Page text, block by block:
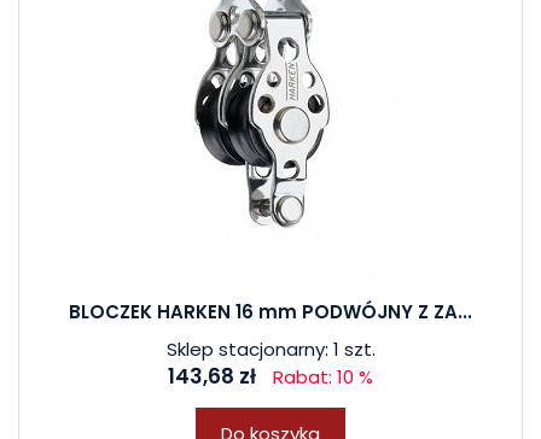
BLOCZEK HARKEN 16 mm PODWÓJNY Z ZA...
Sklep stacjonarny: 1 szt.
143,68 zł Rabat: 10 %
Do koszyka